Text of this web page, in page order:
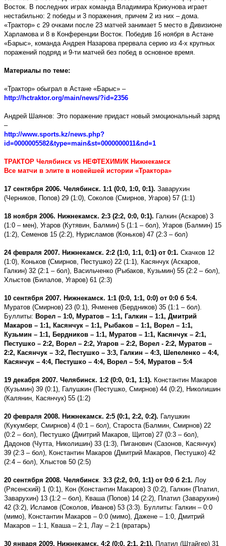
Восток. В последних играх команда Владимира Крикунова играет
нестабильно: 2 победы и 3 поражения, причем 2 из них – дома.
«Трактор» с 29 очками после 23 матчей занимает 5 место в Дивизионе
Харламова и 8 в Конференции Восток. Победив 16 ноября в Астане
«Барыс», команда Андрея Назарова прервала серию из 4-х крупных
поражений подряд и 9-ти матчей без побед в основное время.
Материалы по теме:
«Трактор» обыграл в Астане «Барыс» –
http://hctraktor.org/main/news/?id=2356
Андрей Шаянов: Это поражение придаст новый эмоциональный заряд
–
http://www.sports.kz/news.php?
id=0000005582&type=main&st=0000000011&nd=1
ТРАКТОР Челябинск vs НЕФТЕХИМИК Нижнекамск
Все матчи в элите в новейшей истории «Трактора»
17 сентября 2006. Челябинск. 1:1 (0:0, 1:0, 0:1). Заварухин
(Черников, Попов) 29 (1:0), Соколов (Смирнов, Угаров) 57 (1:1)
18 ноября 2006. Нижнекамск. 2:3 (2:2, 0:0, 0:1). Галкин (Аскаров) 3
(1:0 – мен), Угаров (Кутявин, Балмин) 5 (1:1 – бол), Угаров (Балмин) 15
(1:2), Семенов 15 (2:2), Нурисламов (Коньков) 47 (2:3 – бол)
24 февраля 2007. Нижнекамск. 2:2 (1:0, 1:1, 0:1) от 0:1. Скачков 12
(1:0), Коньков (Смирнов, Пестушко) 22 (1:1), Касянчук (Аскаров,
Галкин) 32 (2:1 – бол), Васильченко (Рыбаков, Кузьмин) 55 (2:2 – бол),
Хлыстов (Билалов, Угаров) 61 (2:3)
10 сентября 2007. Нижнекамск. 1:1 (0:0, 1:1, 0:0) от 0:0 б 5:4.
Муратов (Смирнов) 23 (0:1), Ячменев (Бердников) 35 (1:1 – бол).
Буллиты: Ворел – 1:0, Муратов – 1:1, Галкин – 1:1, Дмитрий
Макаров – 1:1, Касянчук – 1:1, Рыбаков – 1:1, Ворел – 1:1,
Кузьмин – 1:1, Бердников – 1:1, Муратов – 1:1, Касянчук – 2:1,
Пестушко – 2:2, Ворел – 2:2, Угаров – 2:2, Ворел - 2:2, Муратов –
2:2, Касянчук – 3:2, Пестушко – 3:3, Галкин – 4:3, Шепеленко – 4:4,
Касянчук – 4:4, Пестушко – 4:4, Ворел – 5:4, Муратов – 5:4
19 декабря 2007. Челябинск. 1:2 (0:0, 0:1, 1:1). Константин Макаров
(Кузьмин) 39 (0:1), Галушкин (Пестушко, Смирнов) 44 (0:2), Николишин
(Калянин, Касянчук) 55 (1:2)
20 февраля 2008. Нижнекамск. 2:5 (0:1, 2:2, 0:2). Галушкин
(Кукумберг, Смирнов) 4 (0:1 – бол), Староста (Балмин, Смирнов) 22
(0:2 – бол), Пестушко (Дмитрий Макаров, Щитов) 27 (0:3 – бол),
Дадонов (Чутта, Николишин) 33 (1:3), Пиганович (Сазонов, Касянчук)
39 (2:3 – бол), Константин Макаров (Дмитрий Макаров, Пестушко) 42
(2:4 – бол), Хлыстов 50 (2:5)
20 сентября 2008. Челябинск 3:3 (2:2, 0:0, 1:1) от 0:0 б 2:1. Лоу
(Рясенский) 1 (0:1), Кон (Константин Макаров) 3 (0:2), Галкин (Платил,
Заварухин) 13 (1:2 – бол), Кваша (Попов) 14 (2:2), Платил (Заварухин)
42 (3:2), Исламов (Соколов, Иванов) 53 (3:3). Буллиты: Галкин – 0:0
(мимо), Константин Макаров – 0:0 (мимо), Дажене – 1:0, Дмитрий
Макаров – 1:1, Кваша – 2:1, Лау – 2:1 (вратарь)
30 января 2009. Нижнекамск. 4:2 (0:0, 2:1, 2:1). Платил (Штайгер) 31